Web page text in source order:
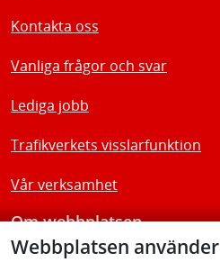
Webbplatsen
Kontakta oss
Vanliga frågor och svar
Lediga jobb
Trafikverkets visslarfunktion
Vår verksamhet
Om webbplatsen